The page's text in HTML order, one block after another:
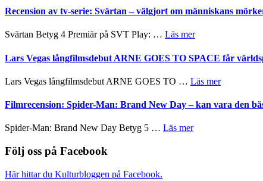
rolig
spännande
en
Chan
storform
börjar
med
kan
Mauri?
Recension av tv-serie: Svärtan – välgjort om människans
Svärtan Betyg 4 Premiär på SVT Play: … Läs merom
av
tv-
serie:
Svärtan
välgjort
Lars Vegas långfilmsdebut ARNE GOES TO SPACE får
Lars Vegas långfilmsdebut ARNE GOES TO … Läs merom
Vegas
Filmrecension: Spider-Man: Brand New Day – kan vara den
Spider-Man: Brand New Day Betyg 5 … Läs merom
Följ oss på Facebook
Här hittar du Kulturbloggen på Facebook.